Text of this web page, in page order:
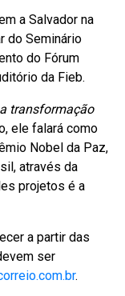
a Salvador na
do Seminário
do Fórum
da Fieb.
transformação
ele falará como
Nobel da Paz,
através da
projetos é a
a partir das
ser
.